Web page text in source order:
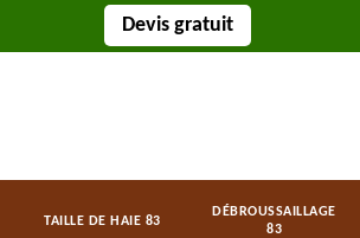
Devis gratuit
TAILLE DE HAIE 83
DÉBROUSSAILLAGE
83